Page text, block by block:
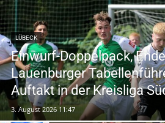
LÜBECK
Einwurf-Doppelpack,
Lauenburger
Auftakt in der Kreisliga
3. August 2026 11:47